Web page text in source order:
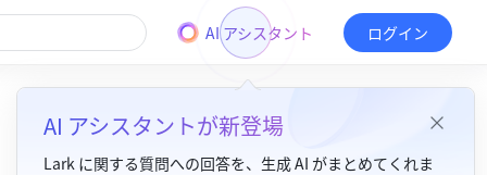
AI アシスタント
AI アシスタントが新登場
Lark に関する質問への回答を、生成 AI がまとめてくれま
ログイン